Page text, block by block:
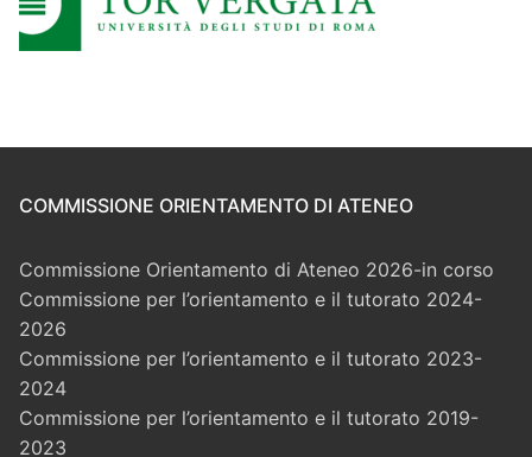
COMMISSIONE ORIENTAMENTO DI ATENEO
Commissione Orientamento di Ateneo 2026-in corso
Commissione per l’orientamento e il tutorato 2024-
2026
Commissione per l’orientamento e il tutorato 2023-
2024
Commissione per l’orientamento e il tutorato 2019-
2023